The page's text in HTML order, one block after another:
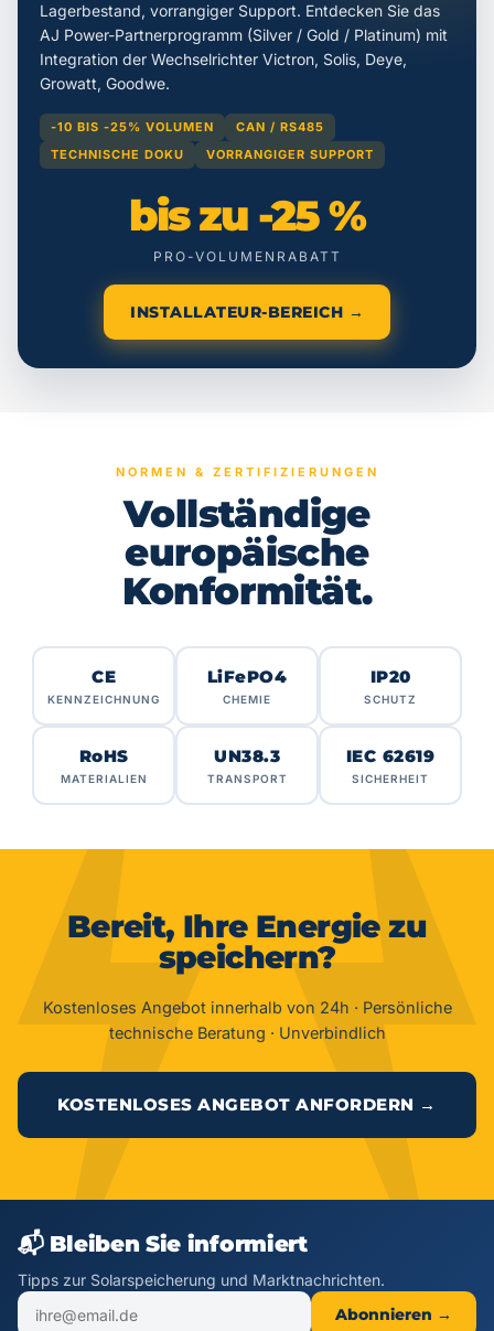
Lagerbestand, vorrangiger Support. Entdecken Sie das
AJ Power-Partnerprogramm (Silver / Gold / Platinum) mit
Integration der Wechselrichter Victron, Solis, Deye,
Growatt, Goodwe.
-10 BIS -25% VOLUMEN
CAN / RS485
TECHNISCHE DOKU
VORRANGIGER SUPPORT
bis zu -25 %
PRO-VOLUMENRABATT
INSTALLATEUR-BEREICH →
NORMEN & ZERTIFIZIERUNGEN
Vollständige
europäische
Konformität.
CE
KENNZEICHNUNG
LiFePO4
CHEMIE
IP20
SCHUTZ
RoHS
MATERIALIEN
UN38.3
TRANSPORT
IEC 62619
SICHERHEIT
Bereit, Ihre Energie zu
speichern?
Kostenloses Angebot innerhalb von 24h · Persönliche
technische Beratung · Unverbindlich
KOSTENLOSES ANGEBOT ANFORDERN →
📬 Bleiben Sie informiert
Tipps zur Solarspeicherung und Marktnachrichten.
Abonnieren →